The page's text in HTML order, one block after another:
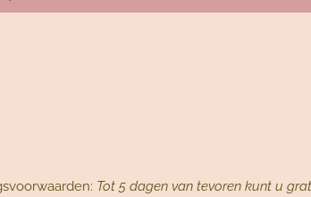
Tot 5 dagen van tevoren kunt u